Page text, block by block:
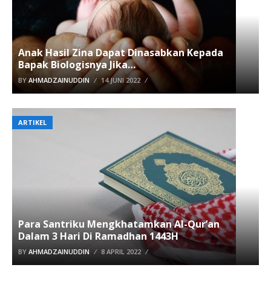
Anak Hasil Zina Dapat Dinasabkan Kepada
Bapak Biologisnya Jika…
BY AHMADZAINUDDIN 14 JUNI 2022
ARTIKEL
Para Santriku Mengkhatamkan Al-Qur’an
Dalam 3 Hari Di Ramadhan 1443H
BY AHMADZAINUDDIN 8 APRIL 2022